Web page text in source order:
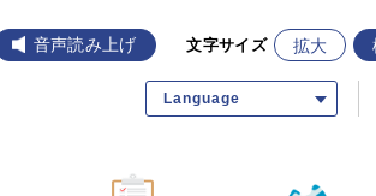
音声読み上げ 文字サイズ 拡大
Language